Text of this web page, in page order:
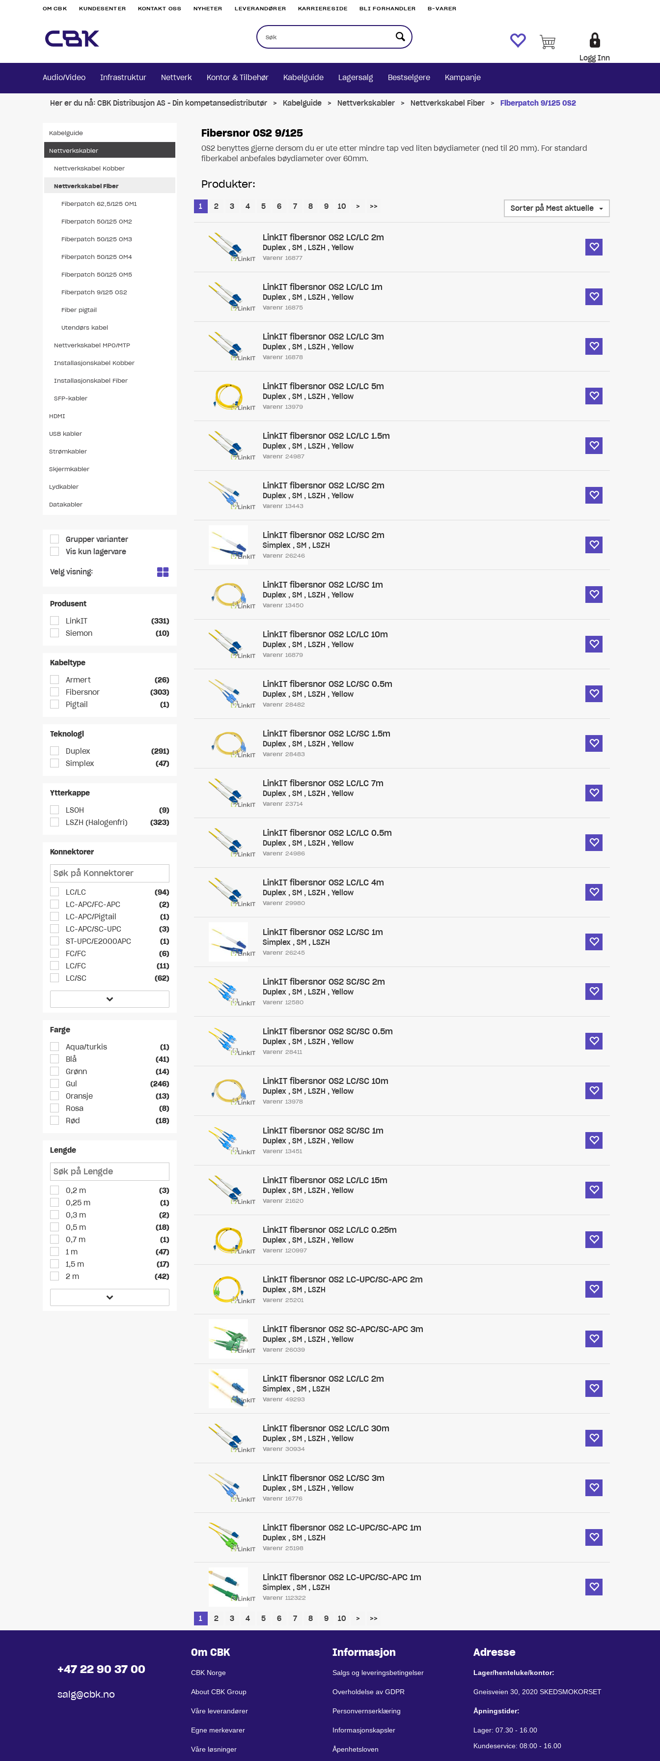
OM CBK KUNDESENTER KONTAKT OSS NYHETER LEVERANDØRER KARRIERESIDE BLI FORHANDLER B-VARER
Logg Inn
Audio/Video Infrastruktur Nettverk Kontor & Tilbehør Kabelguide Lagersalg Bestselgere Kampanje
Her er du nå: CBK Distribusjon AS - Din kompetansedistributør > Kabelguide > Nettverkskabler > Nettverkskabel Fiber > Fiberpatch 9/125 OS2
Grupper varianter
Vis kun lagervare
Velg visning:
Produsent
LinkIT
(331)
Siemon
(10)
Kabeltype
Armert
(26)
Fibersnor
(303)
Pigtail
(1)
Teknologi
Duplex
(291)
Simplex
(47)
Ytterkappe
LSOH
(9)
LSZH (Halogenfri)
(323)
Konnektorer
LC/LC
(94)
LC-APC/FC-APC
(2)
LC-APC/Pigtail
(1)
LC-APC/SC-UPC
(3)
ST-UPC/E2000APC
(1)
FC/FC
(6)
LC/FC
(11)
LC/SC
(62)
Farge
Aqua/turkis
(1)
Blå
(41)
Grønn
(14)
Gul
(246)
Oransje
(13)
Rosa
(8)
Rød
(18)
Lengde
0,2 m
(3)
0,25 m
(1)
0,3 m
(2)
0,5 m
(18)
0,7 m
(1)
1 m
(47)
1,5 m
(17)
2 m
(42)
Kabelguide
Nettverkskabler
Nettverkskabel Kobber
Nettverkskabel Fiber
Fiberpatch 62,5/125 OM1
Fiberpatch 50/125 OM2
Fiberpatch 50/125 OM3
Fiberpatch 50/125 OM4
Fiberpatch 50/125 OM5
Fiberpatch 9/125 OS2
Fiber pigtail
Utendørs kabel
Nettverkskabel MPO/MTP
Installasjonskabel Kobber
Installasjonskabel Fiber
SFP-kabler
HDMI
USB kabler
Strømkabler
Skjermkabler
Lydkabler
Datakabler
Fibersnor OS2 9/125
OS2 benyttes gjerne dersom du er ute etter mindre tap ved liten bøydiameter (ned til 20 mm). For standard
fiberkabel anbefales bøydiameter over 60mm.
Produkter:
Sorter på Mest aktuelle
1 2 3 4 5 6 7 8 9 10 > >>
LinkIT fibersnor OS2 LC/LC 2m
Duplex , SM , LSZH , Yellow
Varenr 16877
LinkIT fibersnor OS2 LC/LC 1m
Duplex , SM , LSZH , Yellow
Varenr 16875
LinkIT fibersnor OS2 LC/LC 3m
Duplex , SM , LSZH , Yellow
Varenr 16878
LinkIT fibersnor OS2 LC/LC 5m
Duplex , SM , LSZH , Yellow
Varenr 13979
LinkIT fibersnor OS2 LC/LC 1.5m
Duplex , SM , LSZH , Yellow
Varenr 24987
LinkIT fibersnor OS2 LC/SC 2m
Duplex , SM , LSZH , Yellow
Varenr 13443
LinkIT fibersnor OS2 LC/SC 2m
Simplex , SM , LSZH
Varenr 26246
LinkIT fibersnor OS2 LC/SC 1m
Duplex , SM , LSZH , Yellow
Varenr 13450
LinkIT fibersnor OS2 LC/LC 10m
Duplex , SM , LSZH , Yellow
Varenr 16879
LinkIT fibersnor OS2 LC/SC 0.5m
Duplex , SM , LSZH , Yellow
Varenr 28482
LinkIT fibersnor OS2 LC/SC 1.5m
Duplex , SM , LSZH , Yellow
Varenr 28483
LinkIT fibersnor OS2 LC/LC 7m
Duplex , SM , LSZH , Yellow
Varenr 23714
LinkIT fibersnor OS2 LC/LC 0.5m
Duplex , SM , LSZH , Yellow
Varenr 24986
LinkIT fibersnor OS2 LC/LC 4m
Duplex , SM , LSZH , Yellow
Varenr 29980
LinkIT fibersnor OS2 LC/SC 1m
Simplex , SM , LSZH
Varenr 26245
LinkIT fibersnor OS2 SC/SC 2m
Duplex , SM , LSZH , Yellow
Varenr 12580
LinkIT fibersnor OS2 SC/SC 0.5m
Duplex , SM , LSZH , Yellow
Varenr 28411
LinkIT fibersnor OS2 LC/SC 10m
Duplex , SM , LSZH , Yellow
Varenr 13978
LinkIT fibersnor OS2 SC/SC 1m
Duplex , SM , LSZH , Yellow
Varenr 13451
LinkIT fibersnor OS2 LC/LC 15m
Duplex , SM , LSZH , Yellow
Varenr 21620
LinkIT fibersnor OS2 LC/LC 0.25m
Duplex , SM , LSZH , Yellow
Varenr 120997
LinkIT fibersnor OS2 LC-UPC/SC-APC 2m
Duplex , SM , LSZH
Varenr 25201
LinkIT fibersnor OS2 SC-APC/SC-APC 3m
Duplex , SM , LSZH , Yellow
Varenr 26039
LinkIT fibersnor OS2 LC/LC 2m
Simplex , SM , LSZH
Varenr 49293
LinkIT fibersnor OS2 LC/LC 30m
Duplex , SM , LSZH , Yellow
Varenr 30934
LinkIT fibersnor OS2 LC/SC 3m
Duplex , SM , LSZH , Yellow
Varenr 16776
LinkIT fibersnor OS2 LC-UPC/SC-APC 1m
Duplex , SM , LSZH
Varenr 25198
LinkIT fibersnor OS2 LC-UPC/SC-APC 1m
Simplex , SM , LSZH
Varenr 112322
1 2 3 4 5 6 7 8 9 10 > >>
+47 22 90 37 00
salg@cbk.no
Om CBK
CBK Norge
About CBK Group
Våre leverandører
Egne merkevarer
Våre løsninger
Informasjon
Salgs og leveringsbetingelser
Overholdelse av GDPR
Personvernserklæring
Informasjonskapsler
Åpenhetsloven
Adresse
Lager/henteluke/kontor:
Gneisveien 30, 2020 SKEDSMOKORSET
Åpningstider:
Lager: 07.30 - 16.00
Kundeservice: 08:00 - 16.00